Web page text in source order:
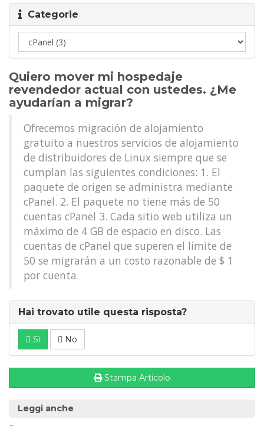
Categorie
Quiero mover mi hospedaje
revendedor actual con ustedes. ¿Me
ayudarían a migrar?
Ofrecemos migración de alojamiento
gratuito a nuestros servicios de alojamiento
de distribuidores de Linux siempre que se
cumplan las siguientes condiciones: 1. El
paquete de origen se administra mediante
cPanel. 2. El paquete no tiene más de 50
cuentas cPanel 3. Cada sitio web utiliza un
máximo de 4 GB de espacio en disco. Las
cuentas de cPanel que superen el límite de
50 se migrarán a un costo razonable de $ 1
por cuenta.
Hai trovato utile questa risposta?
Sì No
Stampa Articolo
Leggi anche